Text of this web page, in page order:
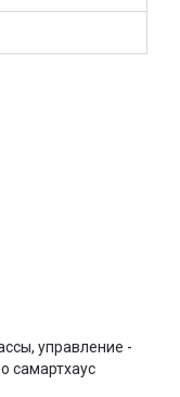
LEAF дозволяють
управление -
самартхаус